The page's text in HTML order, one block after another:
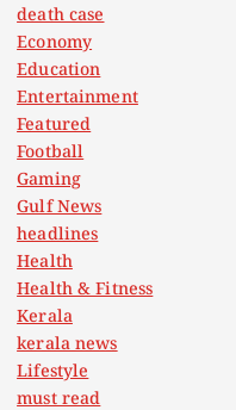
death case
Economy
Education
Entertainment
Featured
Football
Gaming
Gulf News
headlines
Health
Health & Fitness
Kerala
kerala news
Lifestyle
must read